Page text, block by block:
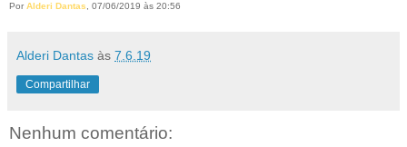
Por Alderi Dantas, 07/06/2019 às 20:56
Alderi Dantas às 7.6.19
Compartilhar
Nenhum comentário: